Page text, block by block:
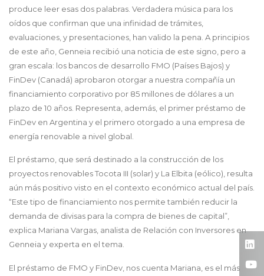
produce leer esas dos palabras. Verdadera música para los
oídos que confirman que una infinidad de trámites,
evaluaciones, y presentaciones, han valido la pena. A principios
de este año, Genneia recibió una noticia de este signo, pero a
gran escala: los bancos de desarrollo FMO (Países Bajos) y
FinDev (Canadá) aprobaron otorgar a nuestra compañía un
financiamiento corporativo por 85 millones de dólares a un
plazo de 10 años. Representa, además, el primer préstamo de
FinDev en Argentina y el primero otorgado a una empresa de
energía renovable a nivel global.
El préstamo, que será destinado a la construcción de los
proyectos renovables Tocota III (solar) y La Elbita (eólico), resulta
aún más positivo visto en el contexto económico actual del país.
“Este tipo de financiamiento nos permite también reducir la
demanda de divisas para la compra de bienes de capital”,
explica Mariana Vargas, analista de Relación con Inversores en
Genneia y experta en el tema.
El préstamo de FMO y FinDev, nos cuenta Mariana, es el más